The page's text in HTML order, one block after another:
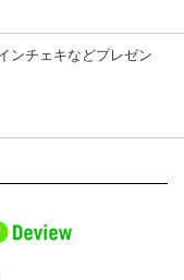
ンチェキなどプレゼン